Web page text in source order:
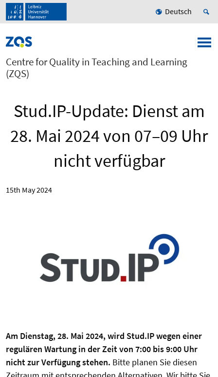
Deutsch
Centre for Quality in Teaching and Learning
(ZQS)
Stud.IP-Update: Dienst am
28. Mai 2024 von 07–09 Uhr
nicht verfügbar
15th May 2024
Am Dienstag, 28. Mai 2024, wird Stud.IP wegen einer
regulären Wartung in der Zeit von 7:00 bis 9:00 Uhr
nicht zur Verfügung stehen. Bitte planen Sie diesen